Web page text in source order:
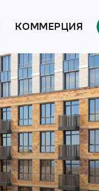
КОММЕРЦИЯ